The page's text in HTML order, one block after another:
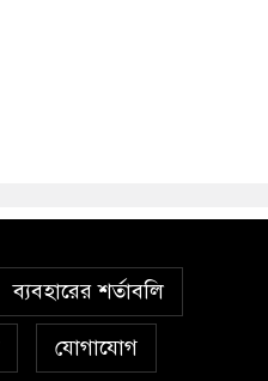
ব্যবহারের শর্তাবলি
যোগাযোগ